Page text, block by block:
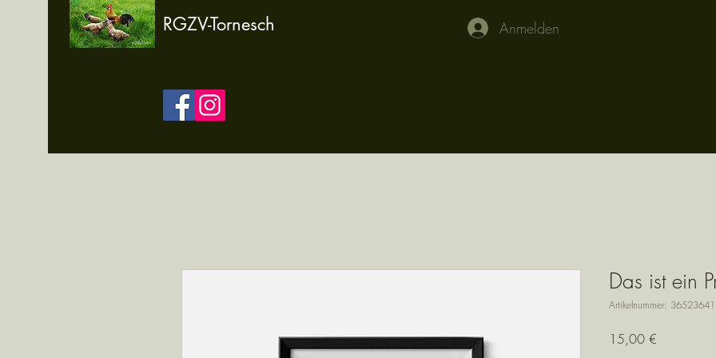
RGZV-Tornesch Anmelden
Das ist ein
Artikelnummer:
15,00 €